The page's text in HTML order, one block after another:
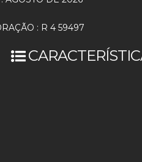
: R 4 59497